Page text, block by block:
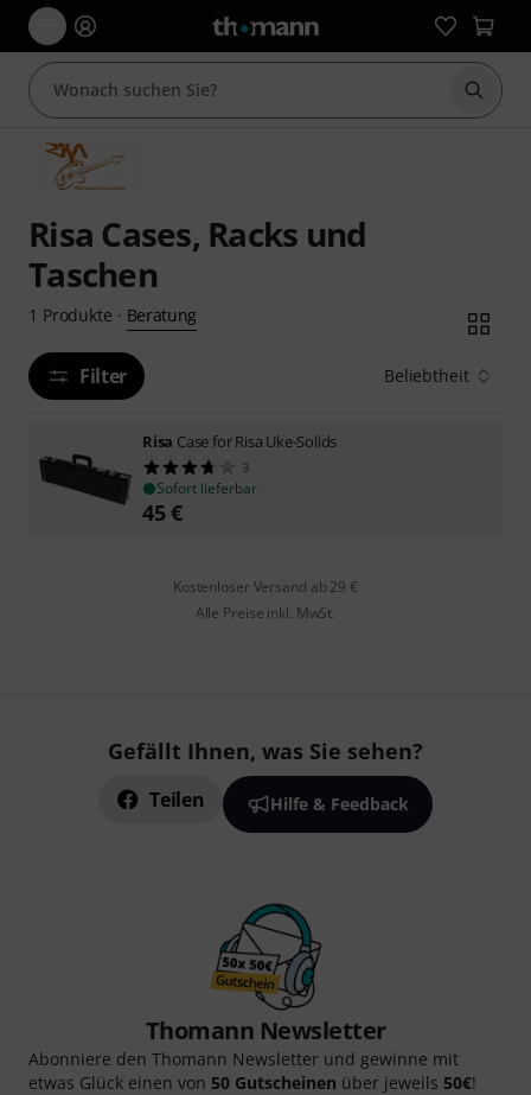
Suche
Risa Cases, Racks und
Taschen
1 Produkte · Beratung
Filter Beliebtheit
Risa Case for Risa Uke-Solids
3
Sofort lieferbar
45€
Kostenloser Versand ab 29 €
Alle Preise inkl. MwSt.
Gefällt Ihnen, was Sie sehen?
Teilen Hilfe & Feedback
Thomann Newsletter
Abonniere den Thomann Newsletter und gewinne mit
etwas Glück einen von 50 Gutscheinen über jeweils 50€!